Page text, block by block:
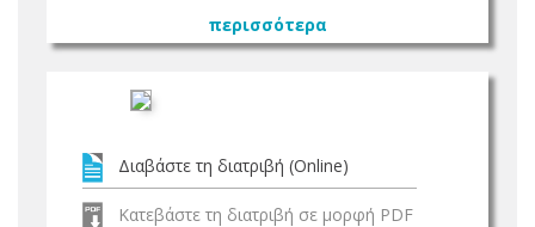
περισσότερα
Διαβάστε τη διατριβή (Online)
Κατεβάστε τη διατριβή σε μορφή PDF